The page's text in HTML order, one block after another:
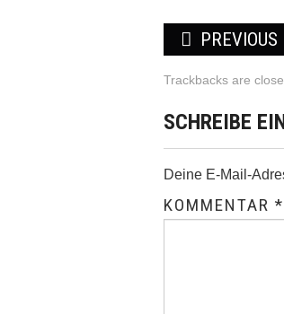
PREVIOUS
Trackbacks are
SCHREIBE
Deine E-Mail-
KOMMENTAR *